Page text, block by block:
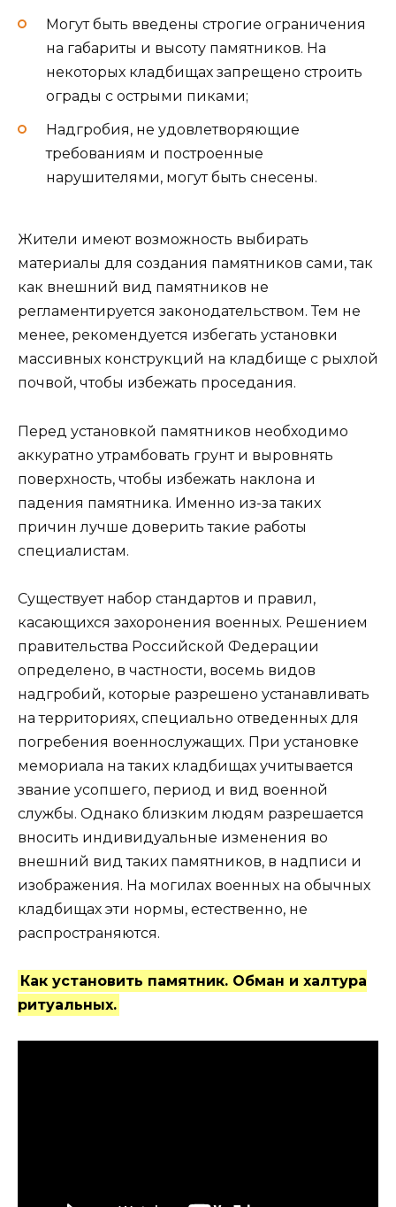
Могут быть введены строгие ограничения
на габариты и высоту памятников. На
некоторых кладбищах запрещено строить
ограды с острыми пиками;
Надгробия, не удовлетворяющие
требованиям и построенные
нарушителями, могут быть снесены.
Жители имеют возможность выбирать
материалы для создания памятников сами, так
как внешний вид памятников не
регламентируется законодательством. Тем не
менее, рекомендуется избегать установки
массивных конструкций на кладбище с рыхлой
почвой, чтобы избежать проседания.
Перед установкой памятников необходимо
аккуратно утрамбовать грунт и выровнять
поверхность, чтобы избежать наклона и
падения памятника. Именно из-за таких
причин лучше доверить такие работы
специалистам.
Существует набор стандартов и правил,
касающихся захоронения военных. Решением
правительства Российской Федерации
определено, в частности, восемь видов
надгробий, которые разрешено устанавливать
на территориях, специально отведенных для
погребения военнослужащих. При установке
мемориала на таких кладбищах учитывается
звание усопшего, период и вид военной
службы. Однако близким людям разрешается
вносить индивидуальные изменения во
внешний вид таких памятников, в надписи и
изображения. На могилах военных на обычных
кладбищах эти нормы, естественно, не
распространяются.
Как установить памятник. Обман и халтура
ритуальных.